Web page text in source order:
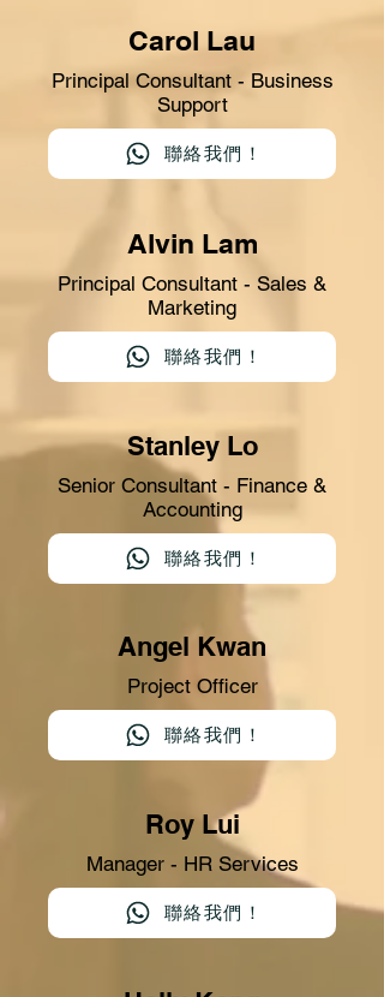
Carol Lau
Principal Consultant - Business
Support
聯絡我們！
Alvin Lam
Principal Consultant - Sales &
Marketing
聯絡我們！
Stanley Lo
Senior Consultant - Finance &
Accounting
聯絡我們！
Angel Kwan
Project Officer
聯絡我們！
Roy Lui
Manager - HR Services
聯絡我們！